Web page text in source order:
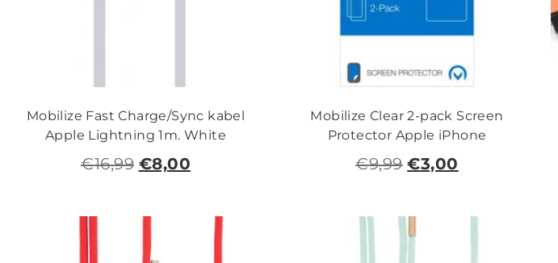
Mobilize Fast Charge/Sync kabel
Apple Lightning 1m. White
€16,99 €8,00
Mobilize Clear 2-pack Screen
Protector Apple iPhone
€9,99 €3,00